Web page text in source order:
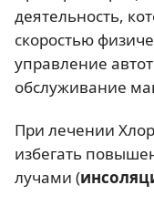
деятельность,
скоростью
управление
обслуживание
При лечении
избегать
лучами (